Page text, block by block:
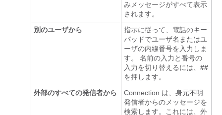
みメッセージがすべて表示
されます。
別のユーザから
指示に従って、電話のキー
パッドでユーザ名またはユ
ーザの内線番号を入力しま
す。 名前の入力と番号の
入力を切り替えるには、 ##
を押します。
外部のすべての発信者から
Connection は、身元不明
発信者からのメッセージを
検索します。これには、外